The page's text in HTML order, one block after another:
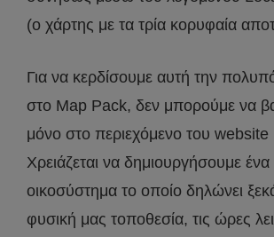
(ο χάρτης με τα τρία κορυφαία
Για να κερδίσουμε αυτή την
στο Map Pack, δεν μπορούμε να
μόνο στο περιεχόμενο του website
Χρειάζεται να δημιουργήσουμε
οικοσύστημα το οποίο δηλώνει
φυσική μας τοποθεσία, τις ώρες